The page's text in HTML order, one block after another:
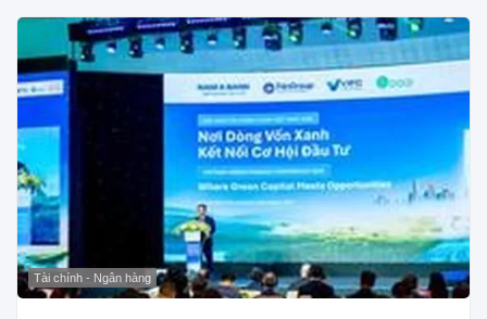
Tài chính - Ngân hàng